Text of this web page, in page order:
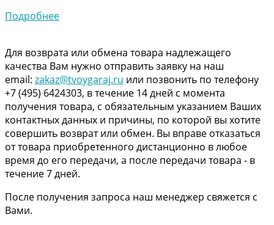
Подробнее
Для возврата или обмена товара надлежащего
качества Вам нужно отправить заявку на наш
email: zakaz@tvoygaraj.ru или позвонить по телефону
+7 (495) 6424303, в течение 14 дней с момента
получения товара, с обязательным указанием Ваших
контактных данных и причины, по которой вы хотите
совершить возврат или обмен. Вы вправе отказаться
от товара приобретенного дистанционно в любое
время до его передачи, а после передачи товара - в
течение 7 дней.
После получения запроса наш менеджер свяжется с
Вами.